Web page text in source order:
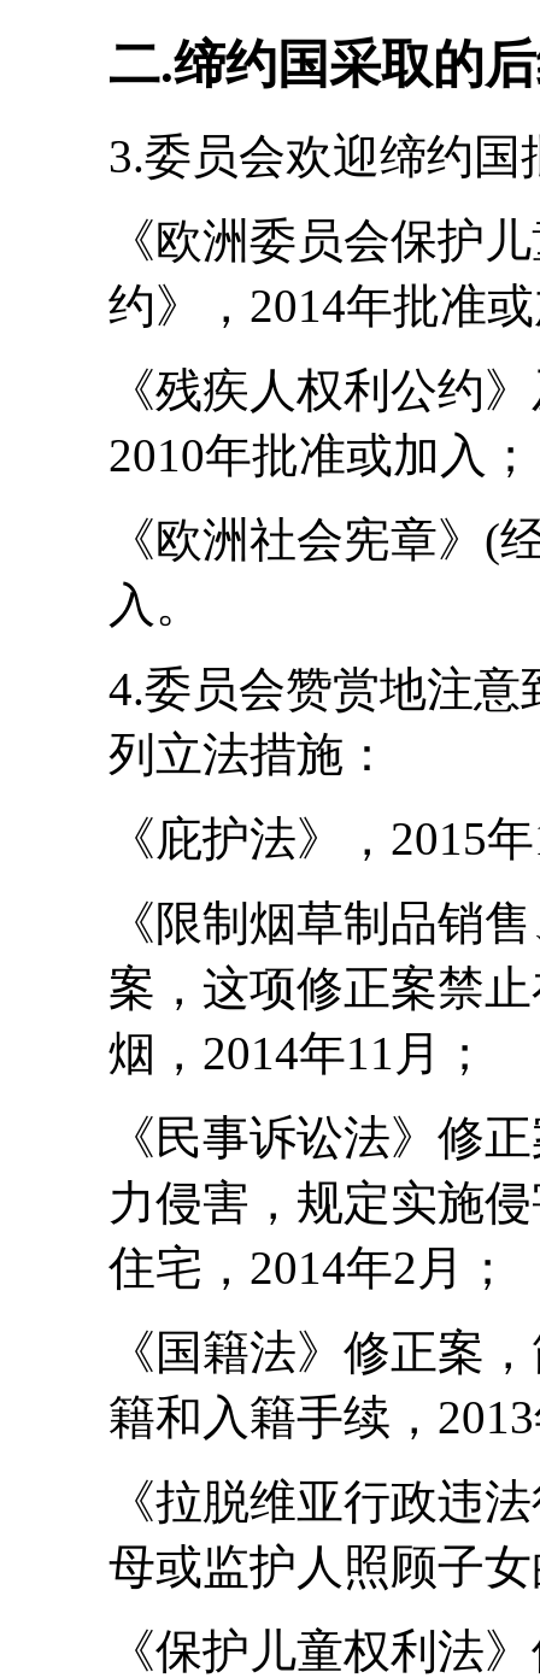
二.缔约国采取的
3.委员会欢迎缔约
《欧洲委员会保护
约》，2014年批准
《残疾人权利公约
2010年批准或加入；
《欧洲社会宪章》(
入。
4.委员会赞赏地注
列立法措施：
《庇护法》，2015
《限制烟草制品销
案，这项修正案禁
烟，2014年11月；
《民事诉讼法》修
力侵害，规定实施
住宅，2014年2月；
《国籍法》修正案
籍和入籍手续，
《拉脱维亚行政违
母或监护人照顾子
《保护儿童权利法